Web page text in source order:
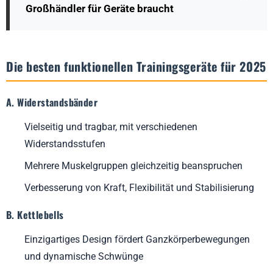
Wie wähle ich die richtigen Trainingsgeräte für meine
Großhändler für Geräte braucht
Die besten funktionellen Trainingsgeräte für 2025
A. Widerstandsbänder
Vielseitig und tragbar, mit verschiedenen
Widerstandsstufen
Mehrere Muskelgruppen gleichzeitig beanspruchen
Verbesserung von Kraft, Flexibilität und Stabilisierung
B. Kettlebells
Einzigartiges Design fördert Ganzkörperbewegungen
und dynamische Schwünge